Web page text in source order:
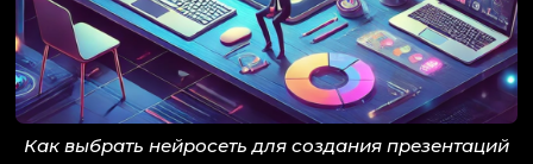
Как выбрать нейросеть для создания презентаций